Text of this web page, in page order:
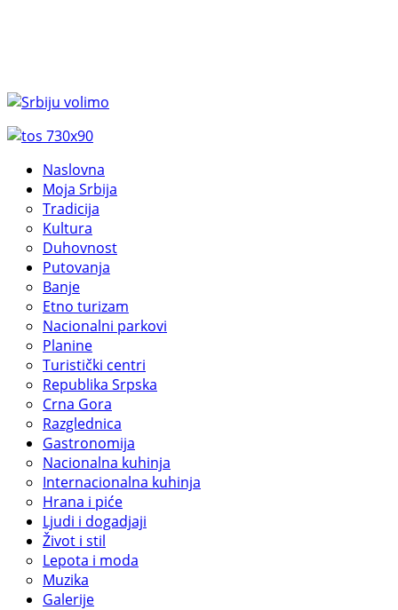
Naslovna
Moja Srbija
Tradicija
Kultura
Duhovnost
Putovanja
Banje
Etno turizam
Nacionalni parkovi
Planine
Turistički centri
Republika Srpska
Crna Gora
Razglednica
Gastronomija
Nacionalna kuhinja
Internacionalna kuhinja
Hrana i piće
Ljudi i dogadjaji
Život i stil
Lepota i moda
Muzika
Galerije